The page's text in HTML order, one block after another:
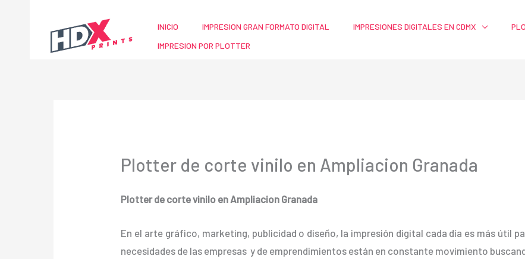
contenido
INICIO IMPRESION GRAN FORMATO DIGITAL IMPRESIONES DIGITALES EN CDMX
IMPRESION POR PLOTTER
Plotter de corte vinilo en Ampliacion Granada
Plotter de corte vinilo en Ampliacion Granada
En el arte gráfico, marketing, publicidad o diseño, la impresión digital cada día es más útil
necesidades de las empresas y de emprendimientos están en constante movimiento